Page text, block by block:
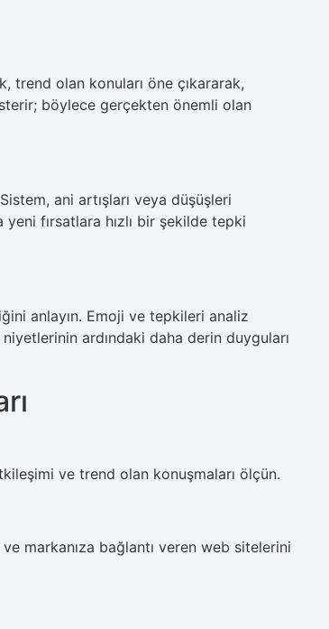
trend olan konuları öne çıkararak,
böylece gerçekten önemli olan
ani artışları veya düşüşleri
fırsatlara hızlı bir şekilde tepki
anlayın. Emoji ve tepkileri analiz
ardındaki daha derin duyguları
ve trend olan konuşmaları ölçün.
markanıza bağlantı veren web sitelerini